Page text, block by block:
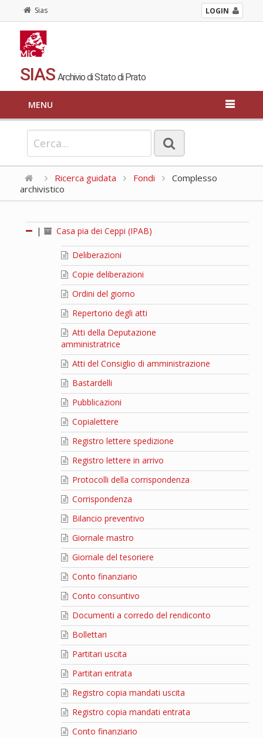
Sias LOGIN
SIAS Archivio di Stato di Prato
MENU
Ricerca guidata Fondi
Complesso
archivistico
| Casa pia dei Ceppi (IPAB)
Deliberazioni
Copie deliberazioni
Ordini del giorno
Repertorio degli atti
Atti della Deputazione
amministratrice
Atti del Consiglio di amministrazione
Bastardelli
Pubblicazioni
Copialettere
Registro lettere spedizione
Registro lettere in arrivo
Protocolli della corrispondenza
Corrispondenza
Bilancio preventivo
Giornale mastro
Giornale del tesoriere
Conto finanziario
Conto consuntivo
Documenti a corredo del rendiconto
Bollettari
Partitari uscita
Partitari entrata
Registro copia mandati uscita
Registro copia mandati entrata
Conto finanziario